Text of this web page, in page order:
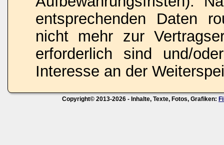
entsprechenden Daten
nicht mehr zur
erforderlich sind und/
Interesse an der
Copyright© 2013-2026 - Inhalte, Texte, Fotos, Grafiken: